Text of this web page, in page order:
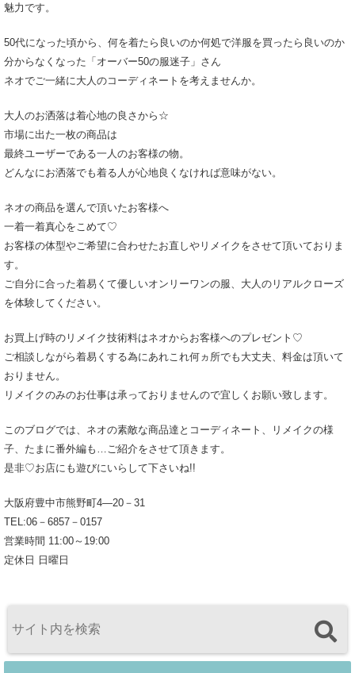
魅力です。
50代になった頃から、何を着たら良いのか何処で洋服を買ったら良いのか
分からなくなった「オーバー50の服迷子」さん
ネオでご一緒に大人のコーディネートを考えませんか。
大人のお洒落は着心地の良さから☆
市場に出た一枚の商品は
最終ユーザーである一人のお客様の物。
どんなにお洒落でも着る人が心地良くなければ意味がない。
ネオの商品を選んで頂いたお客様へ
一着一着真心をこめて♡
お客様の体型やご希望に合わせたお直しやリメイクをさせて頂いておりま
す。
ご自分に合った着易くて優しいオンリーワンの服、大人のリアルクローズ
を体験してください。
お買上げ時のリメイク技術料はネオからお客様へのプレゼント♡
ご相談しながら着易くする為にあれこれ何ヵ所でも大丈夫、料金は頂いて
おりません。
リメイクのみのお仕事は承っておりませんので宜しくお願い致します。
このブログでは、ネオの素敵な商品達とコーディネート、リメイクの様
子、たまに番外編も…ご紹介をさせて頂きます。
是非♡お店にも遊びにいらして下さいね!!
大阪府豊中市熊野町4―20－31
TEL:06－6857－0157
営業時間 11:00～19:00
定休日 日曜日